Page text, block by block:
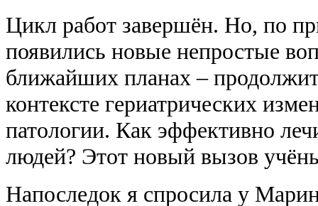
Цикл работ завершён. Но, по
появились новые непростые
ближайших планах –
контексте гериатрических
патологии. Как эффективно
людей? Этот новый вызов
Напоследок я спросила у